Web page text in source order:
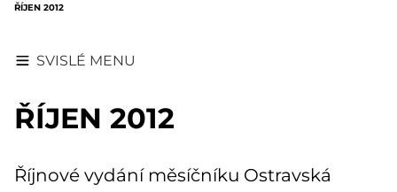
ŘÍJEN 2012
SVISLÉ MENU
ŘÍJEN 2012
Říjnové vydání měsíčníku Ostravská